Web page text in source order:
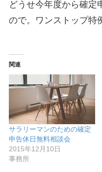
どうせ今年度から確定
ので。ワンストップ特
関連
サラリーマンのための確定
申告休日無料相談会
2015年12月10日
事務所